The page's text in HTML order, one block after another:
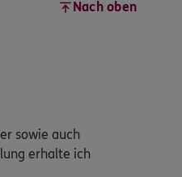
Nach oben
sowie auch
erhalte ich